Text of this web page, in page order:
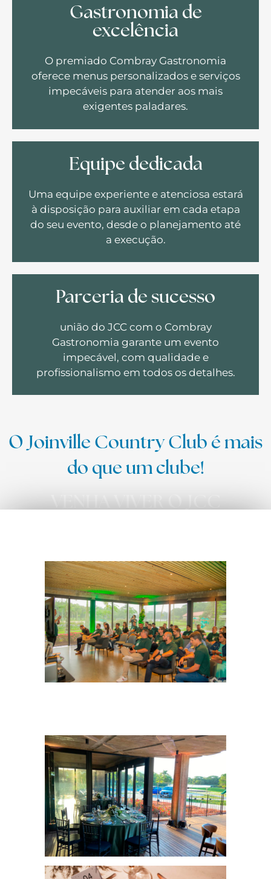
Gastronomia de
excelência
O premiado Combray Gastronomia
oferece menus personalizados e serviços
impecáveis para atender aos mais
exigentes paladares.
Equipe dedicada
Uma equipe experiente e atenciosa estará
à disposição para auxiliar em cada etapa
do seu evento, desde o planejamento até
a execução.
Parceria de sucesso
união do JCC com o Combray
Gastronomia garante um evento
impecável, com qualidade e
profissionalismo em todos os detalhes.
O Joinville Country Club é mais
do que um clube!
VENHA VIVER O JCC